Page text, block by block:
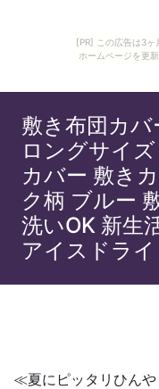
[PR] この広告は3ヶ
ホームページを更
敷き布団カ
ロングサイ
カバー 敷き
ク柄 ブルー
洗いOK 新生
アイスドライ
≪夏にピッタリひんや